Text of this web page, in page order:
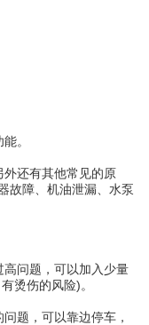
。
还有其他常见的原
故障、机油泄漏、水泵
问题，可以加入少量
烫伤的风险)。
题，可以靠边停车，